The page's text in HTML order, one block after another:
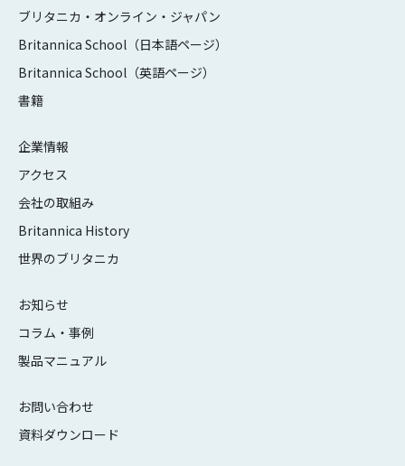
ブリタニカ・オンライン・ジャパン
Britannica School（日本語ページ）
Britannica School（英語ページ）
書籍
企業情報
アクセス
会社の取組み
Britannica History
世界のブリタニカ
お知らせ
コラム・事例
製品マニュアル
お問い合わせ
資料ダウンロード